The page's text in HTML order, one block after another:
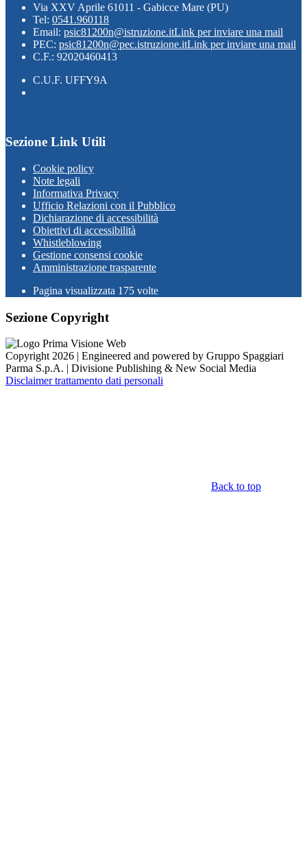
Via XXV Aprile 61011 - Gabicce Mare (PU)
Tel: 0541.960118
Email: psic81200n@istruzione.itLink per inviare una mail
PEC: psic81200n@pec.istruzione.itLink per inviare una mail
C.F.: 92020460413
C.U.F. UFFY9A
Sezione Link Utili
Cookie policy
Note legali
Informativa Privacy
Ufficio Relazioni con il Pubblico
Dichiarazione di accessibilità
Obiettivi di accessibilità
Whistleblowing
Gestione consensi cookie
Amministrazione trasparente
Pagina visualizzata 175 volte
Sezione Copyright
Copyright 2026 | Engineered and powered by Gruppo Spaggiari
Parma S.p.A. | Divisione Publishing & New Social Media
Disclaimer trattamento dati personali
Back to top